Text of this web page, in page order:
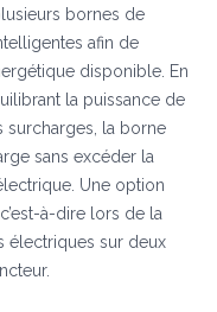
bornes de
afin de
disponible. En
la puissance de
surcharges, la borne
sans excéder la
Une option
à-dire lors de la
électriques sur deux